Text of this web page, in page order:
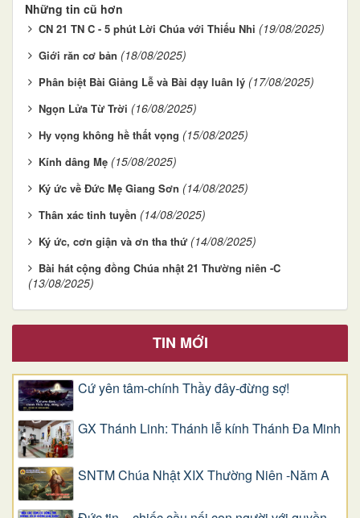
Những tin cũ hơn
CN 21 TN C - 5 phút Lời Chúa với Thiếu Nhi (19/08/2025)
Giới răn cơ bản (18/08/2025)
Phân biệt Bài Giảng Lễ và Bài dạy luân lý (17/08/2025)
Ngọn Lửa Từ Trời (16/08/2025)
Hy vọng không hề thất vọng (15/08/2025)
Kính dâng Mẹ (15/08/2025)
Ký ức về Đức Mẹ Giang Sơn (14/08/2025)
Thân xác tinh tuyền (14/08/2025)
Ký ức, cơn giận và ơn tha thứ (14/08/2025)
Bài hát cộng đồng Chúa nhật 21 Thường niên -C
(13/08/2025)
TIN MỚI
Cứ yên tâm-chính Thầy đây-đừng sợ!
GX Thánh Linh: Thánh lễ kính Thánh Đa Minh
SNTM Chúa Nhật XIX Thường Niên -Năm A